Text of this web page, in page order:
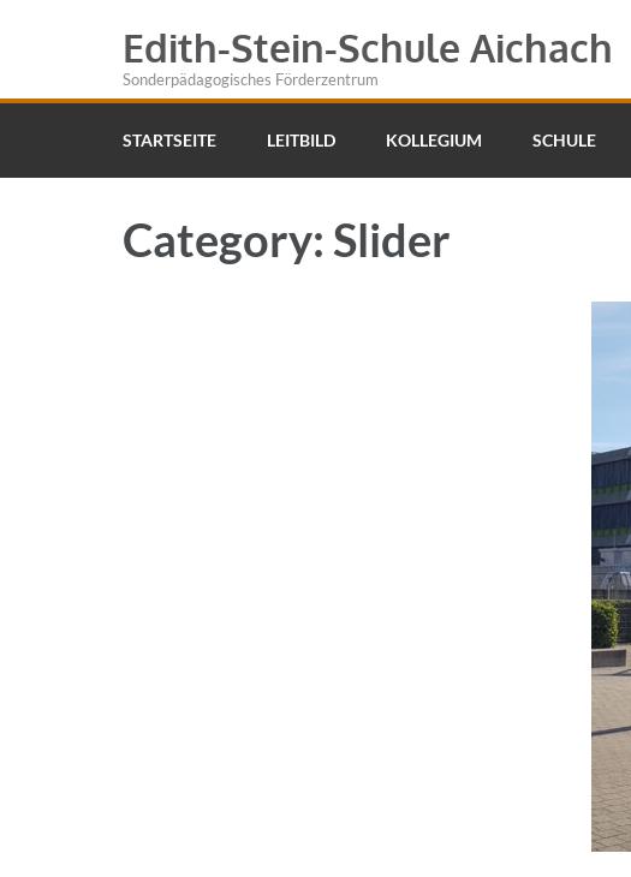
Edith-Stein-Schule Aichach
Sonderpädagogisches Förderzentrum
STARTSEITE LEITBILD KOLLEGIUM SCHULE
Category: Slider